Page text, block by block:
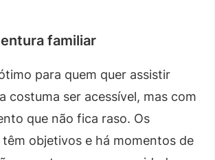
familiar
para quem quer assistir
costuma ser acessível, mas com
que não fica raso. Os
objetivos e há momentos de